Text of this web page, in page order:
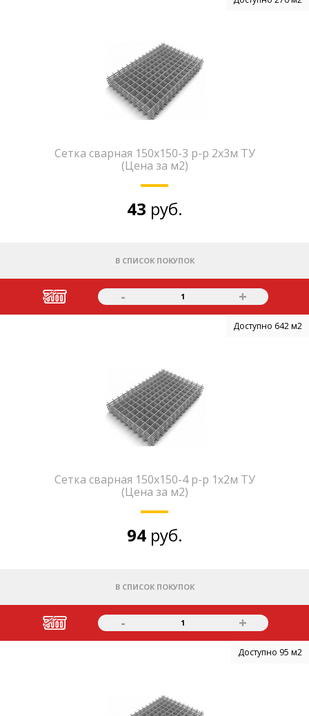
Сетка сварная 150х150-3 р-р 2х3м ТУ
(Цена за м2)
43 руб.
В СПИСОК ПОКУПОК
- 1 +
Доступно 642 м2
Сетка сварная 150х150-4 р-р 1х2м ТУ
(Цена за м2)
94 руб.
В СПИСОК ПОКУПОК
- 1 +
Доступно 95 м2